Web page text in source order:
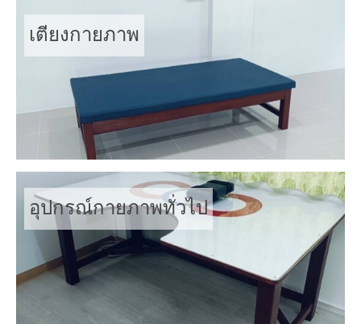
เตียงกายภาพ
อุปกรณ์กายภาพทั่วไป